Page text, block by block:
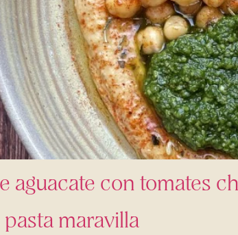
aguacate con tomates
maravilla